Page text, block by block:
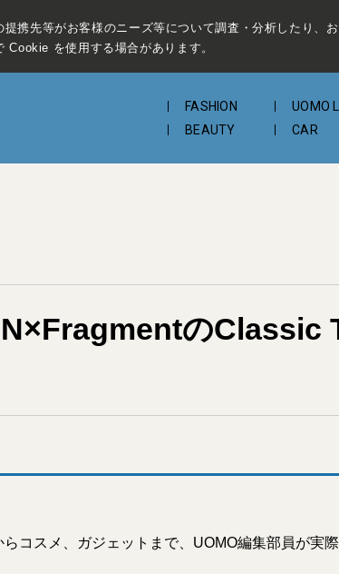
提携先等がお客様のニーズ等について調査・分析したり、
Cookie を使用する場合があります。
FASHION UOMO
BEAUTY
CAR
のClassic
らコスメ、ガジェットまで、UOMO編集部員が実